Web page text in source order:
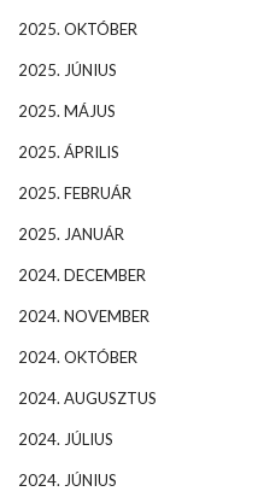
2025. OKTÓBER
2025. JÚNIUS
2025. MÁJUS
2025. ÁPRILIS
2025. FEBRUÁR
2025. JANUÁR
2024. DECEMBER
2024. NOVEMBER
2024. OKTÓBER
2024. AUGUSZTUS
2024. JÚLIUS
2024. JÚNIUS